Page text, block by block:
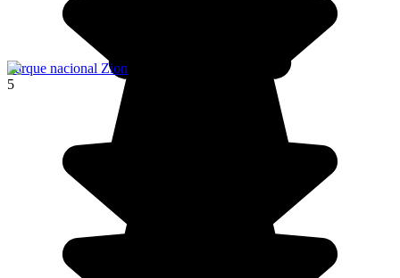
Parque nacional Zion
5